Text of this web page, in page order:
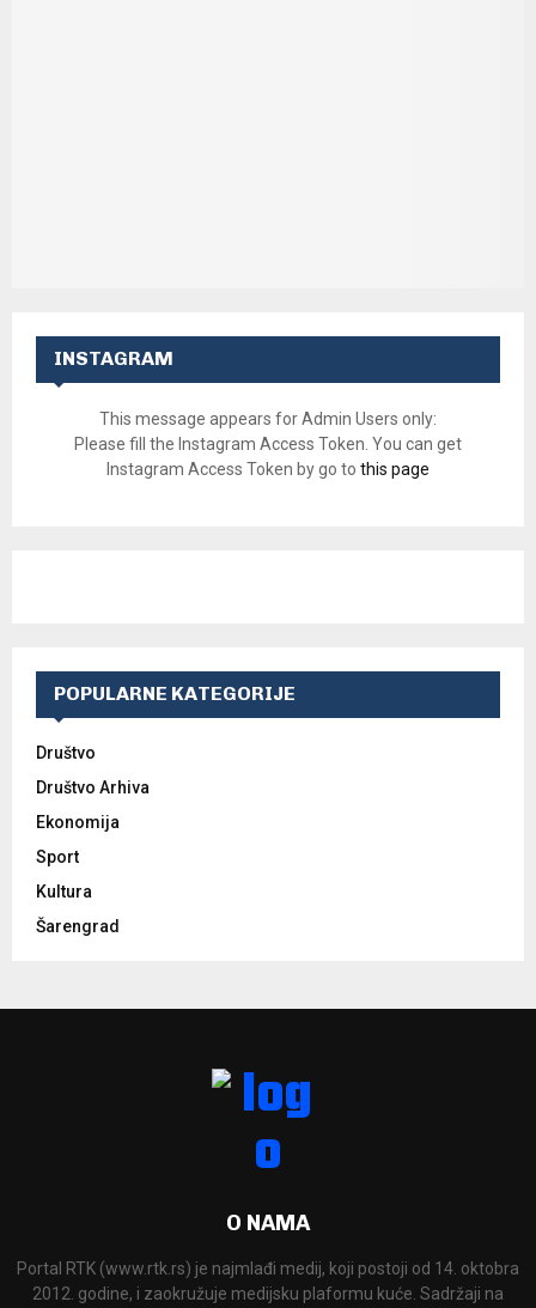
INSTAGRAM
This message appears for Admin Users only:
Please fill the Instagram Access Token. You can get
Instagram Access Token by go to this page
POPULARNE KATEGORIJE
Društvo
Društvo Arhiva
Ekonomija
Sport
Kultura
Šarengrad
O NAMA
Portal RTK (www.rtk.rs) je najmlađi medij, koji postoji od 14. oktobra
2012. godine, i zaokružuje medijsku plaformu kuće. Sadržaji na